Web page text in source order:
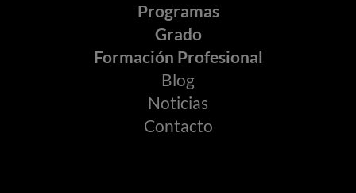
Programas
Grado
Formación Profesional
Blog
Noticias
Contacto